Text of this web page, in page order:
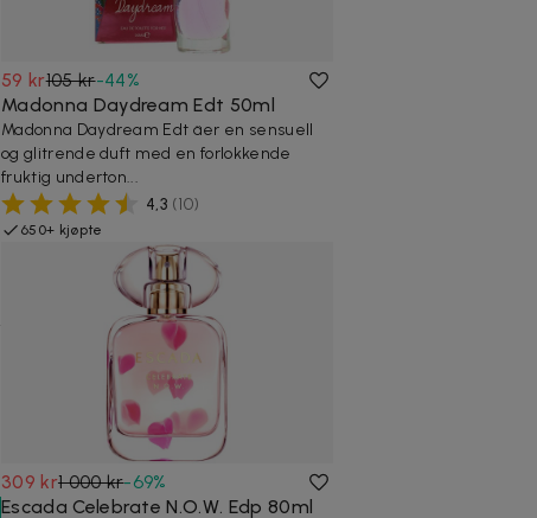
59 kr105 kr-44%
Madonna Daydream Edt 50ml
Madonna Daydream Edt äer en sensuell
og glitrende duft med en forlokkende
fruktig underton...
4,3 (10)
650+ kjøpte
309 kr1 000 kr-69%
Escada Celebrate N.O.W. Edp 80ml